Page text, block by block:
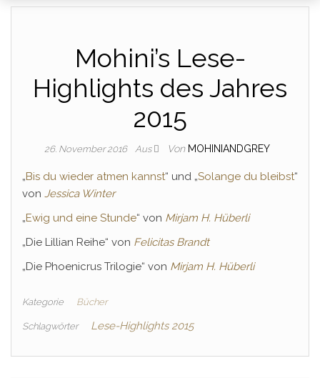
Mohini’s Lese-
Highlights des Jahres
2015
26. November 2016 Aus Von MOHINIANDGREY
„Bis du wieder atmen kannst“ und „Solange du bleibst“
von Jessica Winter
„Ewig und eine Stunde“ von Mirjam H. Hüberli
„Die Lillian Reihe“ von Felicitas Brandt
„Die Phoenicrus Trilogie“ von Mirjam H. Hüberli
Kategorie Bücher
Schlagwörter Lese-Highlights 2015